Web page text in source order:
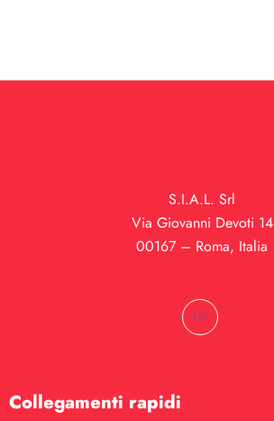
S.I.A.L. Srl
Via Giovanni Devoti 14
00167 – Roma, Italia
Collegamenti rapidi